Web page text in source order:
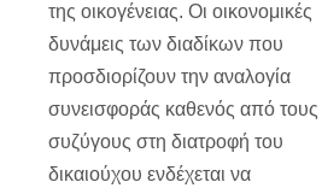
της οικογένειας. Οι οικονομικές
δυνάμεις των διαδίκων που
προσδιορίζουν την αναλογία
συνεισφοράς καθενός από τους
συζύγους στη διατροφή του
δικαιούχου ενδέχεται να